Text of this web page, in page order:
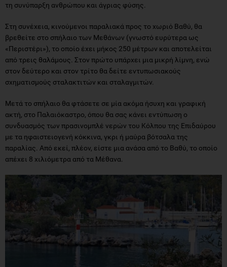
τη συνύπαρξη ανθρώπου και άγριας φύσης.
Στη συνέχεια, κινούμενοι παραλιακά προς το χωριό Βαθύ, θα
βρεθείτε στο σπήλαιο των Μεθάνων (γνωστό ευρύτερα ως
«Περιστέρι»), το οποίο έχει μήκος 250 μέτρων και αποτελείται
από τρεις θαλάμους. Στον πρώτο υπάρχει μια μικρή λίμνη, ενώ
στον δεύτερο και στον τρίτο θα δείτε εντυπωσιακούς
σχηματισμούς σταλακτιτών και σταλαγμιτών.
Μετά το σπήλαιο θα φτάσετε σε μία ακόμα ήσυχη και γραφική
ακτή, στο Παλαιόκαστρο, όπου θα σας κάνει εντύπωση ο
συνδυασμός των πρασινομπλέ νερών του Κόλπου της Επιδαύρου
με τα ηφαιστειογενή κόκκινα, γκρι ή μαύρα βότσαλα της
παραλίας. Από εκεί, πλέον, είστε μια ανάσα από το Βαθύ, το οποίο
απέχει 8 χιλιόμετρα από τα Μέθανα.